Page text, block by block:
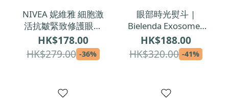
NIVEA 妮維雅 細胞激
活抗皺緊致修護眼唇
霜 15ml
HK$178.00
HK$279.00 -36%
眼部時光熨斗 |
Bielenda Exosomes
of Youth 外泌體逆齡
提拉緊致眼霜 15ml
HK$188.00
HK$320.00 -41%